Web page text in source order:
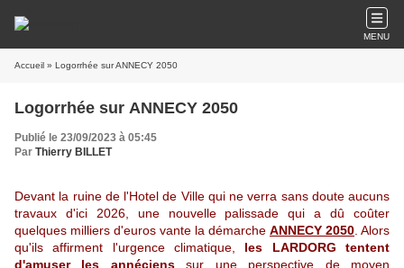
MENU
Accueil » Logorrhée sur ANNECY 2050
Logorrhée sur ANNECY 2050
Publié le 23/09/2023 à 05:45
Par Thierry BILLET
Devant la ruine de l'Hotel de Ville qui ne verra sans doute aucuns
travaux d'ici 2026, une nouvelle palissade qui a dû coûter
quelques milliers d'euros vante la démarche ANNECY 2050 . Alors
qu'ils affirment l'urgence climatique,
les LARDORG tentent
d'amuser les annécienssur une perspective de moyen